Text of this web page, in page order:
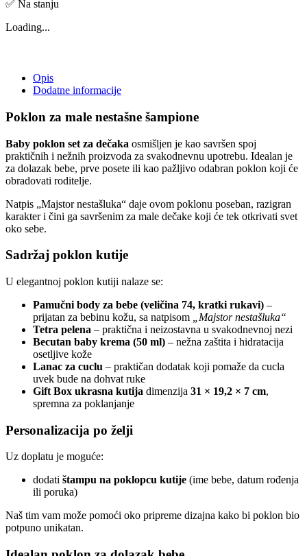
✅ Na stanju
Loading...
Opis
Dodatne informacije
Poklon za male nestašne šampione
Baby poklon set za dečaka osmišljen je kao savršen spoj
praktičnih i nežnih proizvoda za svakodnevnu upotrebu. Idealan je
za dolazak bebe, prve posete ili kao pažljivo odabran poklon koji će
obradovati roditelje.
Natpis „Majstor nestašluka“ daje ovom poklonu poseban, razigran
karakter i čini ga savršenim za male dečake koji će tek otkrivati svet
oko sebe.
Sadržaj poklon kutije
U elegantnoj poklon kutiji nalaze se:
Pamučni body za bebe (veličina 74, kratki rukavi) –
prijatan za bebinu kožu, sa natpisom
„Majstor nestašluka“
Tetra pelena – praktična i neizostavna u svakodnevnoj nezi
Becutan baby krema (50 ml) – nežna zaštita i hidratacija
osetljive kože
Lanac za cuclu – praktičan dodatak koji pomaže da cucla
uvek bude na dohvat ruke
Gift Box ukrasna kutija dimenzija 31 × 19,2 × 7 cm,
spremna za poklanjanje
Personalizacija po želji
Uz doplatu je moguće:
dodati štampu na poklopcu kutije (ime bebe, datum rođenja
ili poruka)
Naš tim vam može pomoći oko pripreme dizajna kako bi poklon bio
potpuno unikatan.